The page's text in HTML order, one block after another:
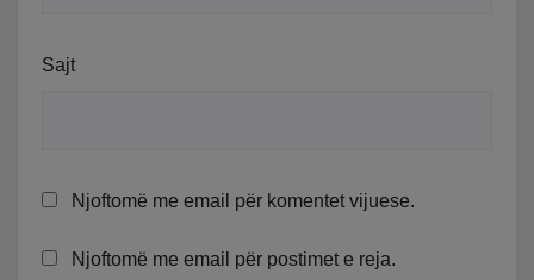
Sajt
Njoftomë me email për komentet vijuese.
Njoftomë me email për postimet e reja.